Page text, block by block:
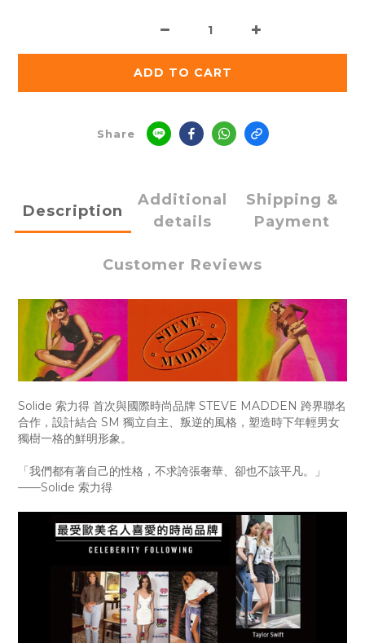
ADD TO CART
Share
Description
Additional
details
Shipping &
Payment
Customer Reviews
Solide 索力得 首次與國際時尚品牌 STEVE MADDEN 跨界聯名
合作，設計結合 SM 獨立自主、叛逆的風格，塑造時下年輕男女
獨樹一格的鮮明形象。
「我們都有著自己的性格，不求誇張奢華、卻也不該平凡。」
——Solide 索力得